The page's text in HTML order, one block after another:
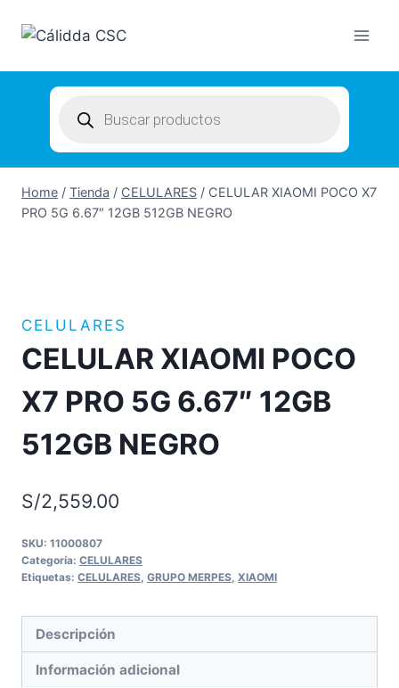
search
Home / Tienda / CELULARES / CELULAR XIAOMI POCO X7
PRO 5G 6.67″ 12GB 512GB NEGRO
CELULARES
CELULAR XIAOMI POCO
X7 PRO 5G 6.67″ 12GB
512GB NEGRO
S/2,559.00
SKU: 11000807
Categoría: CELULARES
Etiquetas: CELULARES GRUPO MERPES XIAOMI
Descripción
Información adicional